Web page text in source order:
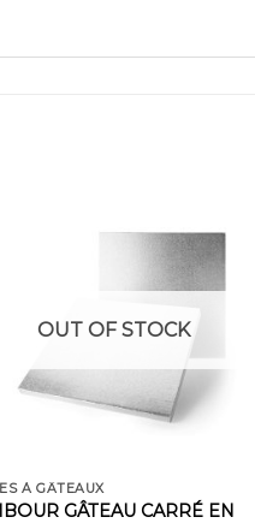
OUT OF STOCK
À GÂTEAUX
GÂTEAU CARRÉ EN